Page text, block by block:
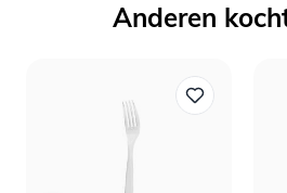
Anderen